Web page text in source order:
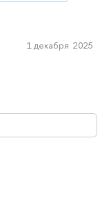
1 декабря 2025